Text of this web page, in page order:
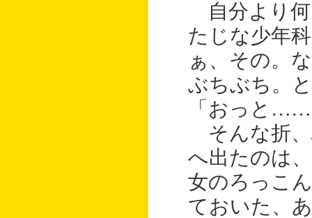
自分より何
たじな少年
ぁ、その。
ぶちぶち。
「おっと
そんな折、
へ出たのは、
女のろっこ
ておいた、